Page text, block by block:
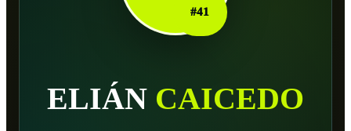
#41
ELIÁN CAICEDO